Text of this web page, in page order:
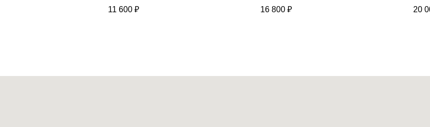
11 600 ₽ 16 800 ₽ 20